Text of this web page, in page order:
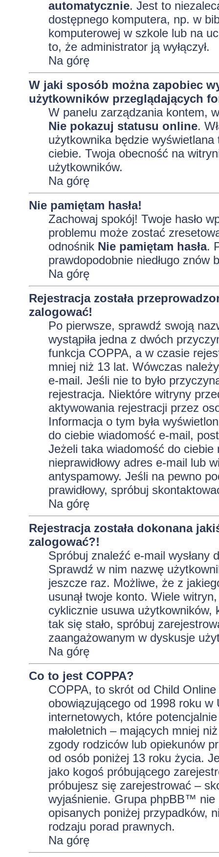
automatycznie. Jest to
dostępnego komputera, np. w
komputerowej w szkole lub na
to, że administrator ją wyłączył.
Na górę
W jaki sposób można zapobiec
użytkowników przeglądających
W panelu zarządzania kontem,
Nie pokazuj statusu online.
użytkownika będzie
ciebie. Twoja obecność na
użytkowników.
Na górę
Nie pamiętam hasła!
Zachowaj spokój! Twoje hasło
problemu może zostać
odnośnik Nie pamiętam hasła.
prawdopodobnie niedługo znów
Na górę
Rejestracja została
zalogować!
Po pierwsze, sprawdź swoją
wystąpiła jedna z dwóch
funkcja COPPA, a w czasie
mniej niż 13 lat. Wówczas
e-mail. Jeśli nie to było
rejestracja. Niektóre witryny
aktywowania rejestracji przez
Informacja o tym była
do ciebie wiadomość e-mail,
Jeżeli taka wiadomość do ciebie
nieprawidłowy adres e-mail lub
antyspamowy. Jeśli na pewno
prawidłowy, spróbuj
Na górę
Rejestracja została dokonana
zalogować?!
Spróbuj znaleźć e-mail wysłany
Sprawdź w nim nazwę
jeszcze raz. Możliwe, że z
usunął twoje konto. Wiele
cyklicznie usuwa użytkowników,
tak się stało, spróbuj
zaangażowanym w dyskusje
Na górę
Co to jest COPPA?
COPPA, to skrót od Child
obowiązującego od 1998 roku w
internetowych, które
małoletnich – mających mniej
zgody rodziców lub opiekunów
od osób poniżej 13 roku życia.
jako kogoś próbującego
próbujesz się zarejestrować –
wyjaśnienie. Grupa phpBB™ nie
opisanych poniżej przypadków,
rodzaju porad prawnych.
Na górę